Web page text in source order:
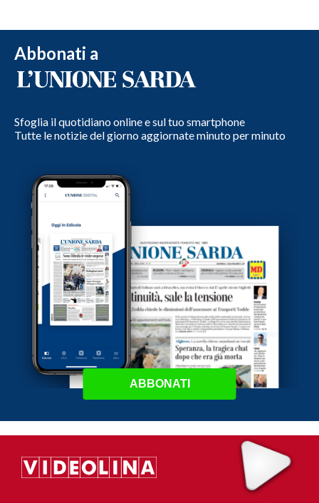
Abbonati a
Sfoglia il quotidiano online e sul tuo smartphone
Tutte le notizie del giorno aggiornate minuto per minuto
ABBONATI